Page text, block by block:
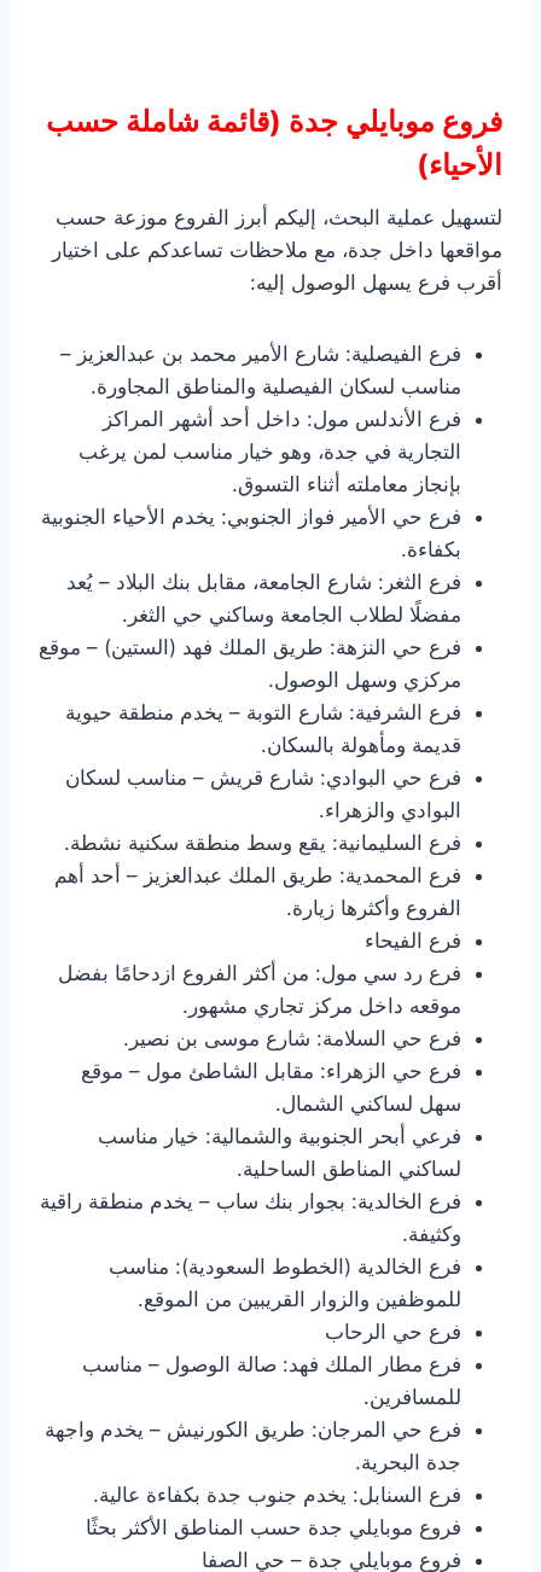
فروع موبايلي جدة (قائمة شاملة حسب
الأحياء)
لتسهيل عملية البحث، إليكم أبرز الفروع موزعة حسب
مواقعها داخل جدة، مع ملاحظات تساعدكم على اختيار
أقرب فرع يسهل الوصول إليه:
فرع الفيصلية: شارع الأمير محمد بن عبدالعزيز –
مناسب لسكان الفيصلية والمناطق المجاورة.
فرع الأندلس مول: داخل أحد أشهر المراكز
التجارية في جدة، وهو خيار مناسب لمن يرغب
بإنجاز معاملته أثناء التسوق.
فرع حي الأمير فواز الجنوبي: يخدم الأحياء الجنوبية
بكفاءة.
فرع الثغر: شارع الجامعة، مقابل بنك البلاد – يُعد
مفضلًا لطلاب الجامعة وساكني حي الثغر.
فرع حي النزهة: طريق الملك فهد (الستين) – موقع
مركزي وسهل الوصول.
فرع الشرفية: شارع التوبة – يخدم منطقة حيوية
قديمة ومأهولة بالسكان.
فرع حي البوادي: شارع قريش – مناسب لسكان
البوادي والزهراء.
فرع السليمانية: يقع وسط منطقة سكنية نشطة.
فرع المحمدية: طريق الملك عبدالعزيز – أحد أهم
الفروع وأكثرها زيارة.
فرع الفيحاء
فرع رد سي مول: من أكثر الفروع ازدحامًا بفضل
موقعه داخل مركز تجاري مشهور.
فرع حي السلامة: شارع موسى بن نصير.
فرع حي الزهراء: مقابل الشاطئ مول – موقع
سهل لساكني الشمال.
فرعي أبحر الجنوبية والشمالية: خيار مناسب
لساكني المناطق الساحلية.
فرع الخالدية: بجوار بنك ساب – يخدم منطقة راقية
وكثيفة.
فرع الخالدية (الخطوط السعودية): مناسب
للموظفين والزوار القريبين من الموقع.
فرع حي الرحاب
فرع مطار الملك فهد: صالة الوصول – مناسب
للمسافرين.
فرع حي المرجان: طريق الكورنيش – يخدم واجهة
جدة البحرية.
فرع السنابل: يخدم جنوب جدة بكفاءة عالية.
فروع موبايلي جدة حسب المناطق الأكثر بحثًا
فروع موبايلي جدة – حي الصفا